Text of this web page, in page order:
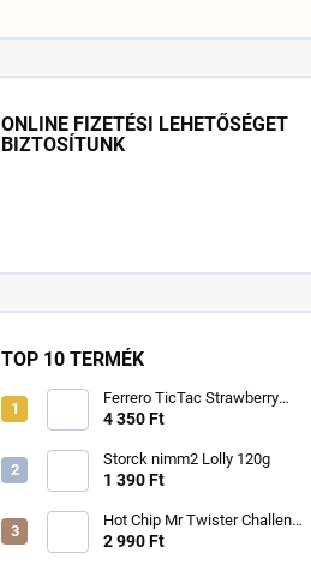
ONLINE FIZETÉSI LEHETŐSÉGET
BIZTOSÍTUNK
TOP 10 TERMÉK
Ferrero TicTac Strawberry
228g
4 350 Ft
Storck nimm2 Lolly 120g
1 390 Ft
Hot Chip Mr Twister Challenge
120g
2 990 Ft